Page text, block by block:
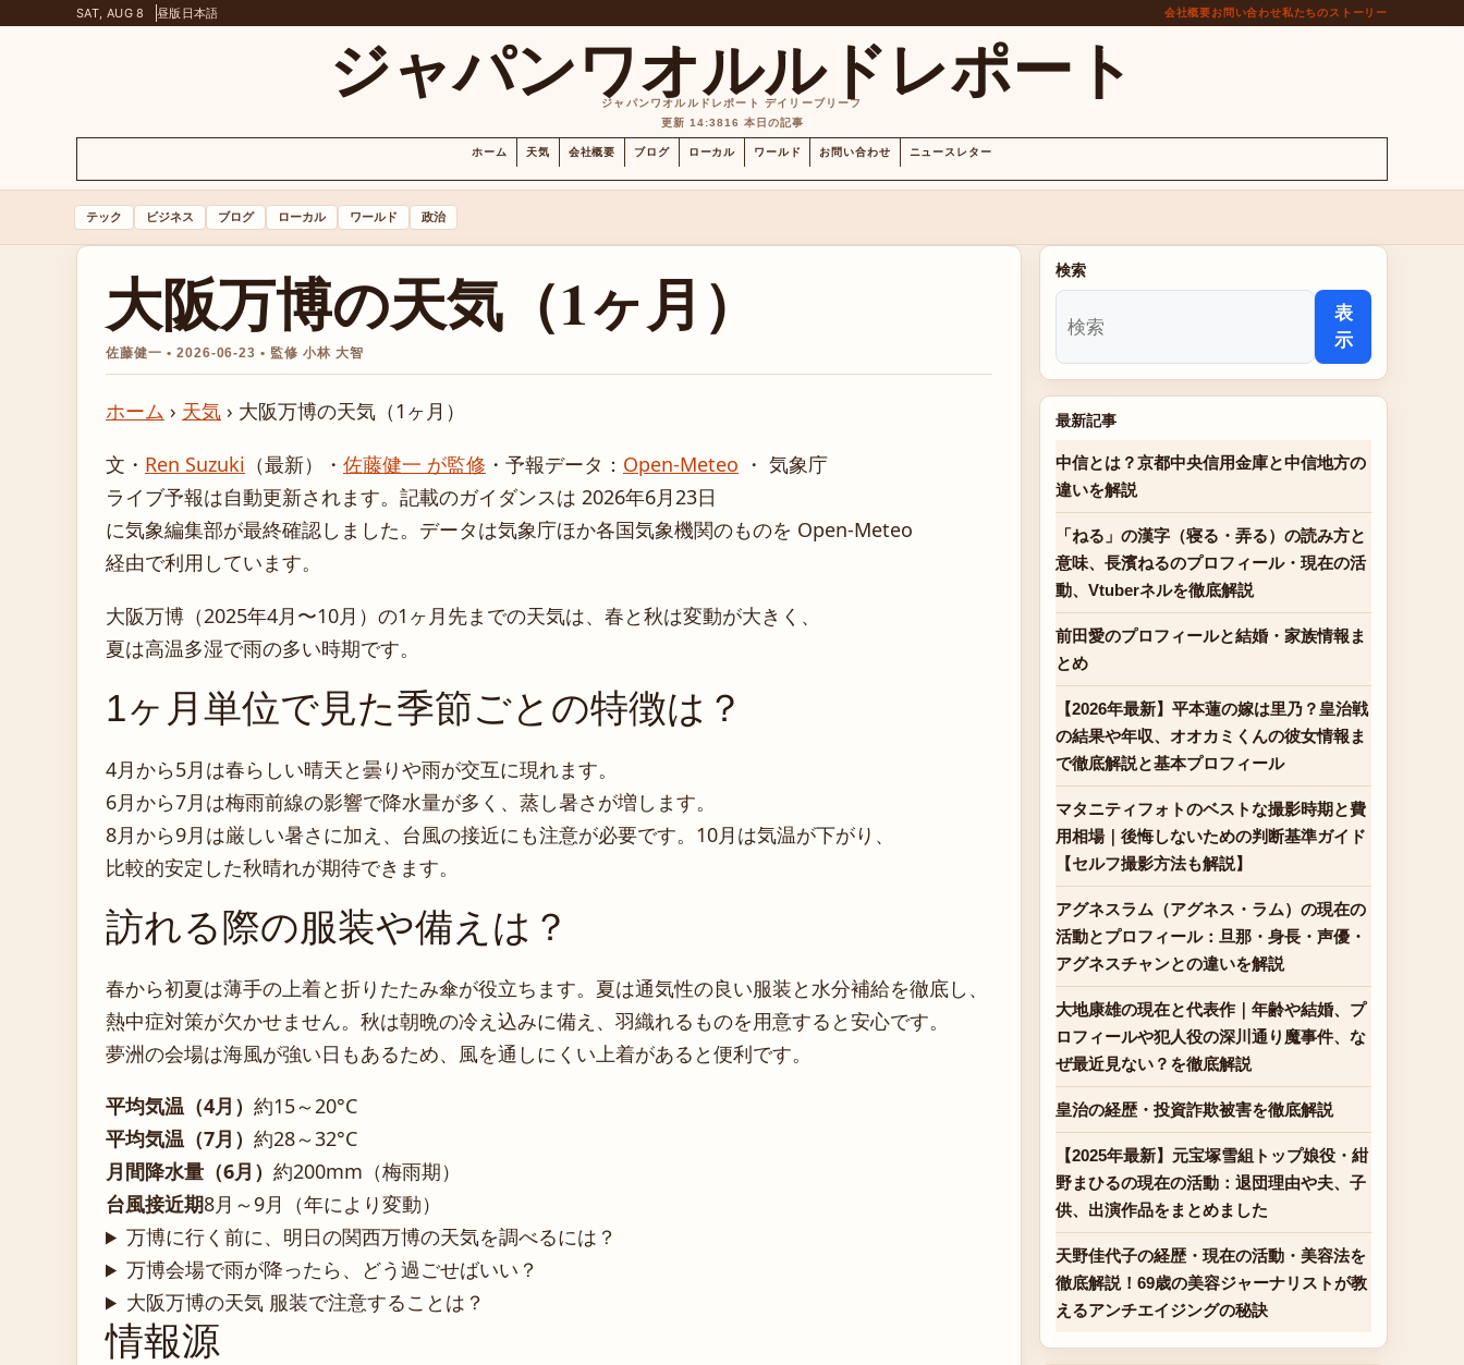
SAT, AUG 8 昼版 日本語 会社概要お問い合わせ私たちのストーリー
ジャパンワオルルドレポート
ジャパンワオルルドレポート デイリーブリーフ
更新 14:3816 本日の記事
ホーム 天気 会社概要 ブログ ローカル ワールド お問い合わせ ニュースレター
テック ビジネス ブログ ローカル ワールド 政治
大阪万博の天気（1ヶ月）
佐藤健一 • 2026-06-23 • 監修 小林 大智
ホーム › 天気 › 大阪万博の天気（1ヶ月）
文・ Ren Suzuki （最新） ・ 佐藤健一 が監修 ・ 予報データ： Open-Meteo ・ 気象庁
ライブ予報は自動更新されます。記載のガイダンスは 2026年6月23日
に気象編集部が最終確認しました。データは気象庁ほか各国気象機関のものを Open-Meteo
経由で利用しています。
大阪万博（2025年4月〜10月）の1ヶ月先までの天気は、春と秋は変動が大きく、
夏は高温多湿で雨の多い時期です。
1ヶ月単位で見た季節ごとの特徴は？
4月から5月は春らしい晴天と曇りや雨が交互に現れます。
6月から7月は梅雨前線の影響で降水量が多く、蒸し暑さが増します。
8月から9月は厳しい暑さに加え、台風の接近にも注意が必要です。10月は気温が下がり、
比較的安定した秋晴れが期待できます。
訪れる際の服装や備えは？
春から初夏は薄手の上着と折りたたみ傘が役立ちます。夏は通気性の良い服装と水分補給を徹底し、
熱中症対策が欠かせません。秋は朝晩の冷え込みに備え、羽織れるものを用意すると安心です。
夢洲の会場は海風が強い日もあるため、風を通しにくい上着があると便利です。
平均気温（4月） 約15～20°C
平均気温（7月） 約28～32°C
月間降水量（6月） 約200mm（梅雨期）
台風接近期8月～9月（年により変動）
万博に行く前に、明日の関西万博の天気を調べるには？
万博会場で雨が降ったら、どう過ごせばいい？
大阪万博の天気 服装で注意することは？
情報源
検索
表
示
最新記事
中信とは？京都中央信用金庫と中信地方の
違いを解説
「ねる」の漢字（寝る・弄る）の読み方と
意味、長濱ねるのプロフィール・現在の活
動、Vtuberネルを徹底解説
前田愛のプロフィールと結婚・家族情報ま
とめ
【2026年最新】平本蓮の嫁は里乃？皇治戦
の結果や年収、オオカミくんの彼女情報ま
で徹底解説と基本プロフィール
マタニティフォトのベストな撮影時期と費
用相場｜後悔しないための判断基準ガイド
【セルフ撮影方法も解説】
アグネスラム（アグネス・ラム）の現在の
活動とプロフィール：旦那・身長・声優・
アグネスチャンとの違いを解説
大地康雄の現在と代表作｜年齢や結婚、プ
ロフィールや犯人役の深川通り魔事件、な
ぜ最近見ない？を徹底解説
皇治の経歴・投資詐欺被害を徹底解説
【2025年最新】元宝塚雪組トップ娘役・紺
野まひるの現在の活動：退団理由や夫、子
供、出演作品をまとめました
天野佳代子の経歴・現在の活動・美容法を
徹底解説！69歳の美容ジャーナリストが教
えるアンチエイジングの秘訣